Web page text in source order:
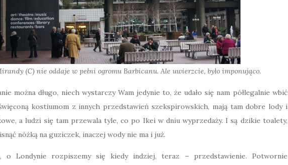
(C) nie oddaje w pełni ogromu Barbicanu. Ale uwierzcie, było imponująco.
można długo, niech wystarczy Wam jedynie to, że udało się nam półlegalnie wbić
kostiumom z innych przedstawień szekspirowskich, mają tam dobre lody i
a ludzi się tam przewala tyle, co po Ikei w dniu wyprzedaży. I są dzikie toalety,
nóżką na guziczek, inaczej wody nie ma i już.
o Londynie rozpiszemy się kiedy indziej, teraz – przedstawienie. Potwornie